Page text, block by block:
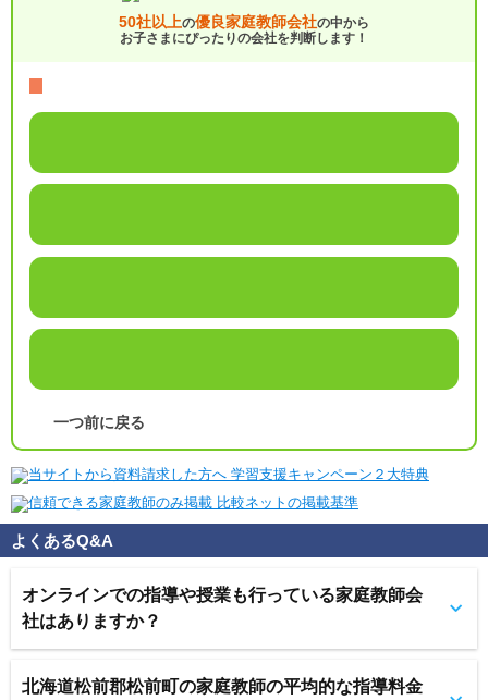
50社以上の優良家庭教師会社の中から
お子さまにぴったりの会社を判断します！
一つ前に戻る
よくあるQ&A
オンラインでの指導や授業も行っている家庭教師会
社はありますか？
北海道松前郡松前町の家庭教師の平均的な指導料金